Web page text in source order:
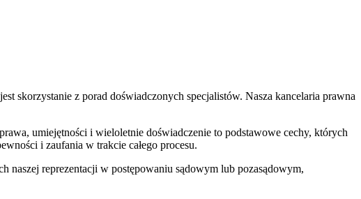
skorzystanie z porad doświadczonych specjalistów. Nasza kancelaria prawna
umiejętności i wieloletnie doświadczenie to podstawowe cechy, których
i zaufania w trakcie całego procesu.
naszej reprezentacji w postępowaniu sądowym lub pozasądowym,